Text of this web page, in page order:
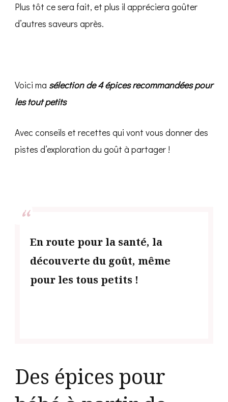
Plus tôt ce sera fait, et plus il appréciera goûter
d’autres saveurs après.
Voici ma sélection de 4 épices recommandées pour
les tout petits
Avec conseils et recettes qui vont vous donner des
pistes d’exploration du goût à partager !
En route pour la santé, la
découverte du goût, même
pour les tous petits !
Des épices pour